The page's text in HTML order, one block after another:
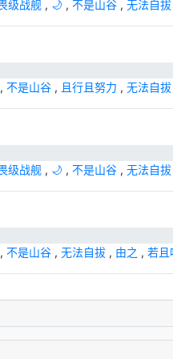
级战舰 , 🌙 , 不是山谷 , 无法自拔
, 不是山谷 , 且行且努力 , 无法自拔
级战舰 , 🌙 , 不是山谷 , 无法自拔
, 不是山谷 , 无法自拔 , 由之 , 若